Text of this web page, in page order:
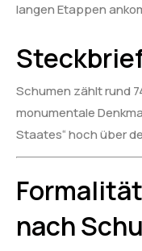
langen Etappen
Schumen zählt rund
monumentale
Staates“ hoch über
nach